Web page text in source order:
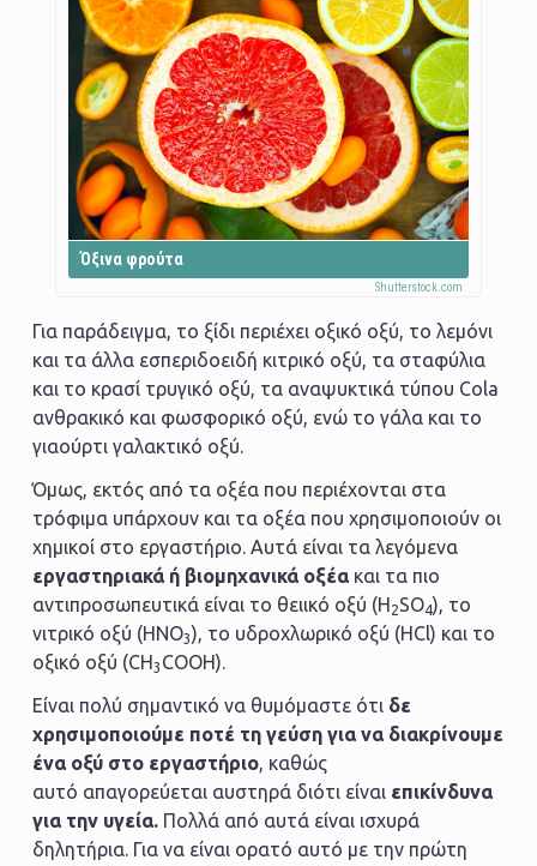
Όξινα φρούτα
Για παράδειγμα, το ξίδι περιέχει οξικό οξύ, το λεμόνι
και τα άλλα εσπεριδοειδή κιτρικό οξύ, τα σταφύλια
και το κρασί τρυγικό οξύ, τα αναψυκτικά τύπου Cola
ανθρακικό και φωσφορικό οξύ, ενώ το γάλα και το
γιαούρτι γαλακτικό οξύ.
Όμως, εκτός από τα οξέα που περιέχονται στα
τρόφιμα υπάρχουν και τα οξέα που χρησιμοποιούν οι
χημικοί στο εργαστήριο. Αυτά είναι τα λεγόμενα
εργαστηριακά ή βιομηχανικά οξέακαι τα πιο
αντιπροσωπευτικά είναι το θειικό οξύ (H2SO4), το
νιτρικό οξύ (HNO3), το υδροχλωρικό οξύ (HCl) και το
οξικό οξύ (CH3 COOH).
Είναι πολύ σημαντικό να θυμόμαστε ότι δε
χρησιμοποιούμε ποτέ τη γεύση για να διακρίνουμε
ένα οξύ στο εργαστήριο, καθώς
αυτό απαγορεύεται αυστηρά διότι είναι επικίνδυνα
για την υγεία.Πολλά από αυτά είναι ισχυρά
δηλητήρια. Για να είναι ορατό αυτό με την πρώτη